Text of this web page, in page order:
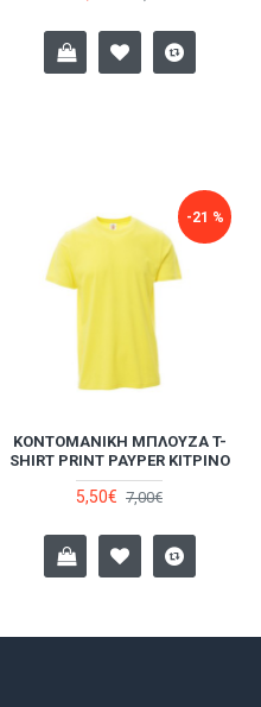
-21 %
ΚΟΝΤΟΜΆΝΙΚΗ ΜΠΛΟΎΖΑ T-
SHIRT PRINT PAYPER ΚΊΤΡΙΝΟ
5,50€ 7,00€